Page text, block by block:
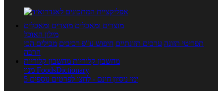
מוצרים ומאכלים מוצרים ומאכלים
מילון האוכל
תפריטי תזונה ערכים תזונתיים חיפוש ע"פ רכיבים מכילים הכי
הרבה
מחשבון קלוריות מחשבון קלוריות
מנוי FoodsDictionary
5 ימי ניסיון חינם - לחצו לפרטים נוספים